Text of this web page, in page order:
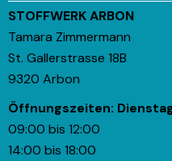
STOFFWERK ARBON
Tamara Zimmermann
St. Gallerstrasse 18B
9320 Arbon
Öffnungszeiten:
09:00 bis 12:00
14:00 bis 18:00